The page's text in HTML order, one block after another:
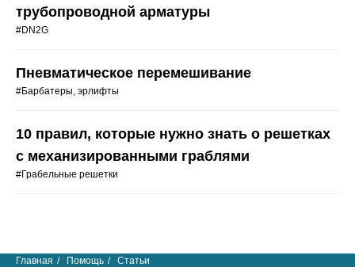
трубопроводной арматуры
#DN2G
Пневматическое перемешивание
#Барбатеры, эрлифты
10 правил, которые нужно знать о решетках
с механизированными граблями
#Грабельные решетки
Главная / Помощь / Статьи